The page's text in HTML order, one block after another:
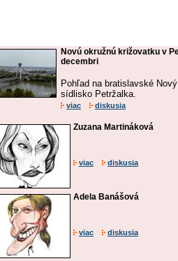
Novú okružnú križovatku v
decembri
Pohľad na bratislavské
sídlisko Petržalka.
viac diskusia
Zuzana Martináková
viac diskusia
Adela Banášová
viac diskusia